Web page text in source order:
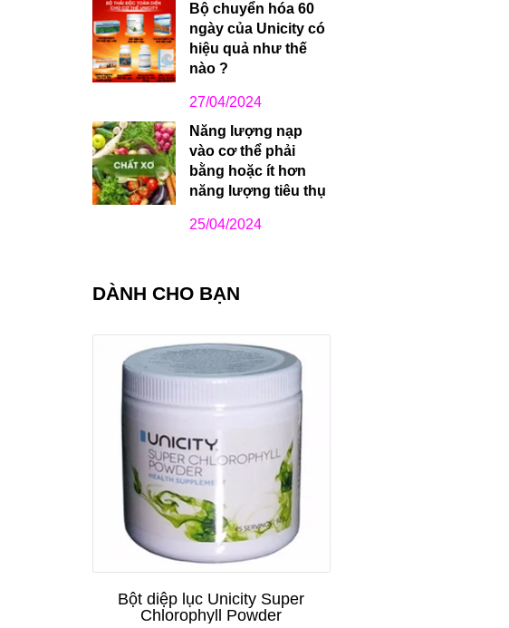
Bộ chuyển hóa 60
ngày của Unicity có
hiệu quả như thế
nào ?
27/04/2024
Năng lượng nạp
vào cơ thể phải
bằng hoặc ít hơn
năng lượng tiêu thụ
25/04/2024
DÀNH CHO BẠN
Bột diệp lục Unicity Super
Chlorophyll Powder